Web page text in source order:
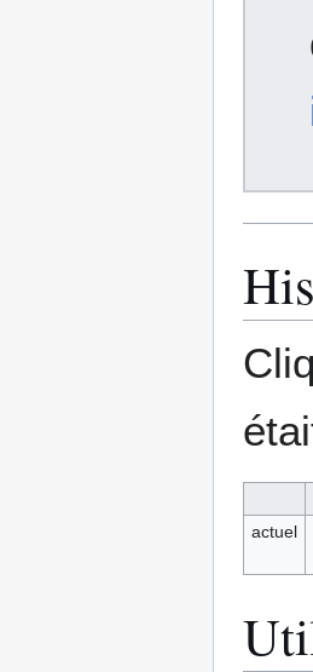
actuel